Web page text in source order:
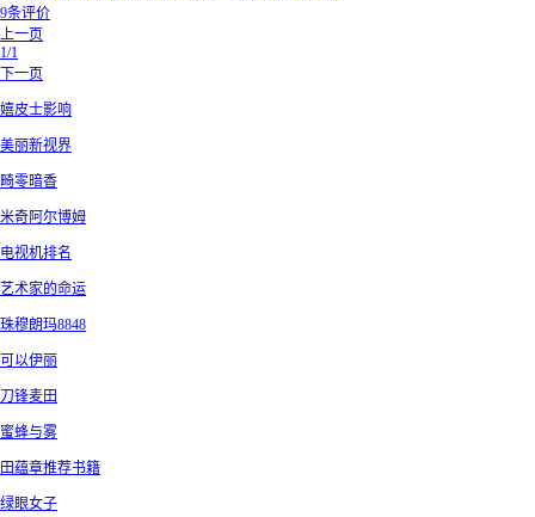
9条评价
上一页
1/1
下一页
嬉皮士影响
美丽新视界
畸零暗香
米奇阿尔博姆
电视机排名
艺术家的命运
珠穆朗玛8848
可以伊丽
刀锋麦田
蜜蜂与雾
田蕴章推荐书籍
绿眼女子